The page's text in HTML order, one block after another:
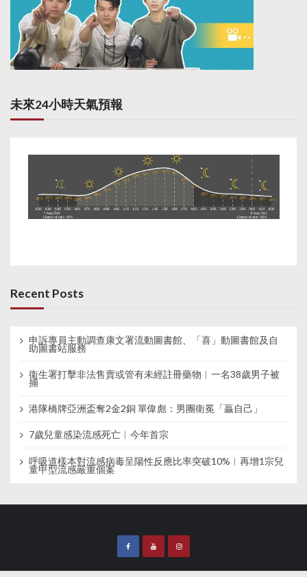
未來24小時天氣預報
Recent Posts
申訴專員主動調查康文署流動圖書館、「喜」動圖書館及自
助圖書站服務
衞生署打擊非法售賣或管有未經註冊藥物︱一名38歲男子被
捕
港隊橋牌亞洲盃奪2金2銅 單偉彪：男團衛冕「贏自己」
7歲兒童感染流感死亡︱今年首宗
呼吸道樣本對流感病毒呈陽性反應比率突破10%︱再增1宗兒
童甲型流感嚴重個案